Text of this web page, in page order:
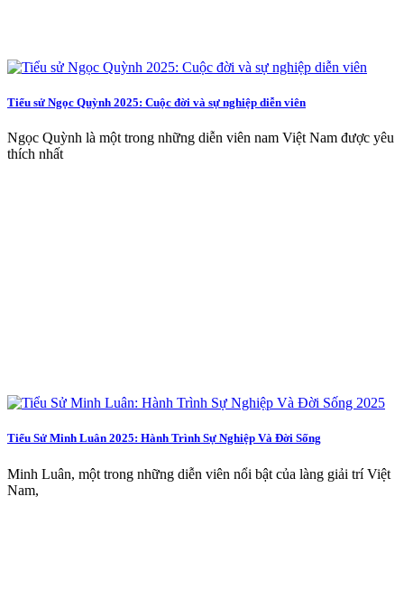
Tiểu sử Ngọc Quỳnh 2025: Cuộc đời và sự nghiệp diễn viên
Ngọc Quỳnh là một trong những diễn viên nam Việt Nam được yêu
thích nhất
Tiểu Sử Minh Luân 2025: Hành Trình Sự Nghiệp Và Đời Sống
Minh Luân, một trong những diễn viên nổi bật của làng giải trí Việt
Nam,